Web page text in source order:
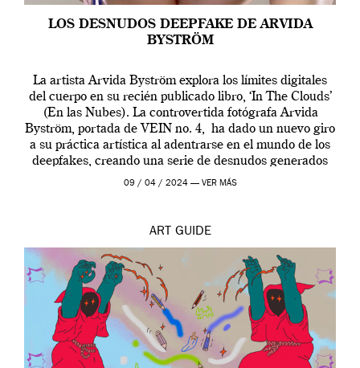
LOS DESNUDOS DEEPFAKE DE ARVIDA
BYSTRÖM
La artista Arvida Byström explora los límites digitales
del cuerpo en su recién publicado libro, ‘In The Clouds’
(En las Nubes). La controvertida fotógrafa Arvida
Byström, portada de VEIN no. 4, ha dado un nuevo giro
a su práctica artística al adentrarse en el mundo de los
deepfakes, creando una serie de desnudos generados
por […]
09 / 04 / 2024 — VER MÁS
ART GUIDE